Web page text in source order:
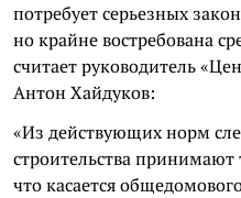
потребует серьезных
но крайне востребована
считает руководитель
Антон Хайдуков:
«Из действующих норм
строительства принимают
что касается